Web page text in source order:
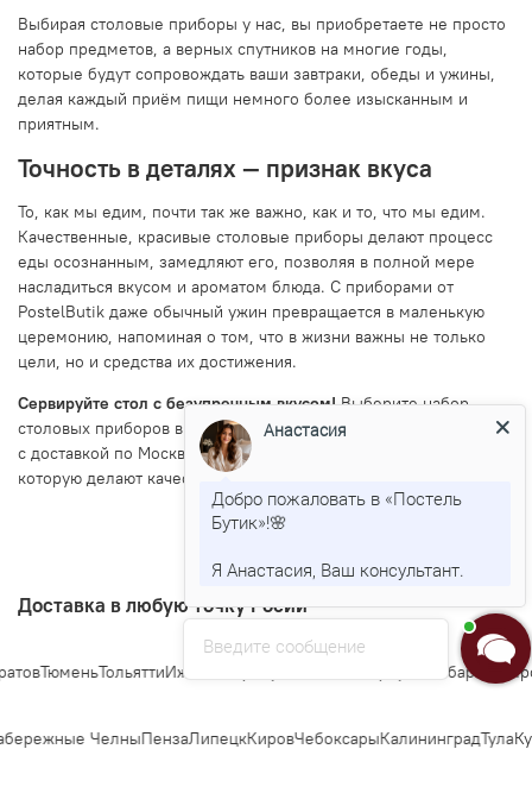
Выбирая столовые приборы у нас, вы приобретаете не просто
набор предметов, а верных спутников на многие годы,
которые будут сопровождать ваши завтраки, обеды и ужины,
делая каждый приём пищи немного более изысканным и
приятным.
Точность в деталях — признак вкуса
То, как мы едим, почти так же важно, как и то, что мы едим.
Качественные, красивые столовые приборы делают процесс
еды осознанным, замедляют его, позволяя в полной мере
насладиться вкусом и ароматом блюда. С приборами от
PostelButik даже обычный ужин превращается в маленькую
церемонию, напоминая о том, что в жизни важны не только
цели, но и средства их достижения.
Сервируйте стол с безупречным вкусом!Выберите набор
столовых приборов в каталоге PostelButik.ru. Оформите заказ
с доставкой по Москве и России и почувствуйте разницу,
которую делают качественные инструменты.
Доставка в любую точку Росии
ТюменьТольяттиИжевск Хабаровск
ЧелныПензаЛипецкКировЧебоксарыКалининградТула
Введите сообщение
Анастасия
Добро пожаловать в «Постель
Бутик»!🌸
Я Анастасия, Ваш консультант.